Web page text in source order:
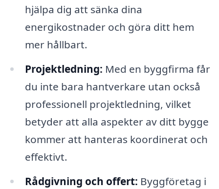
hjälpa dig att sänka dina
energikostnader och göra ditt hem
mer hållbart.
Projektledning: Med en byggfirma får
du inte bara hantverkare utan också
professionell projektledning, vilket
betyder att alla aspekter av ditt bygge
kommer att hanteras koordinerat och
effektivt.
Rådgivning och offert: Byggföretag i